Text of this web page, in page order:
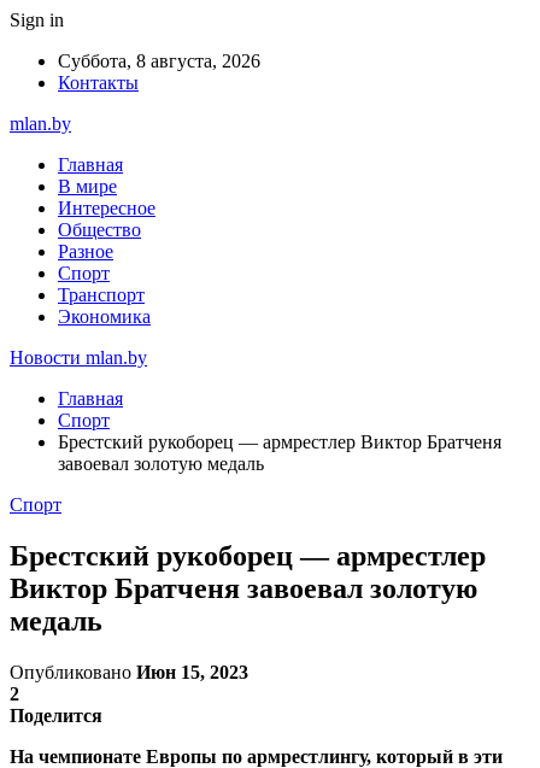
Sign in
Суббота, 8 августа, 2026
Контакты
mlan.by
Главная
В мире
Интересное
Общество
Разное
Спорт
Транспорт
Экономика
Новости mlan.by
Главная
Спорт
Брестский рукоборец — армрестлер Виктор Братченя
завоевал золотую медаль
Спорт
Брестский рукоборец — армрестлер
Виктор Братченя завоевал золотую
медаль
Опубликовано Июн 15, 2023
2
Поделится
На чемпионате Европы по армрестлингу, который в эти